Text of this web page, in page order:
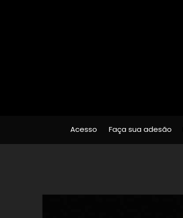
Acesso Faça sua adesão